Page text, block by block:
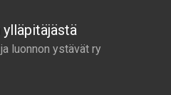
luonnon ystävät ry